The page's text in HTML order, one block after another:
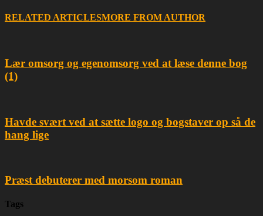
RELATED ARTICLESMORE FROM AUTHOR
Lær omsorg og egenomsorg ved at læse denne bog
(1)
Havde svært ved at sætte logo og bogstaver op så de
hang lige
Præst debuterer med morsom roman
Tags